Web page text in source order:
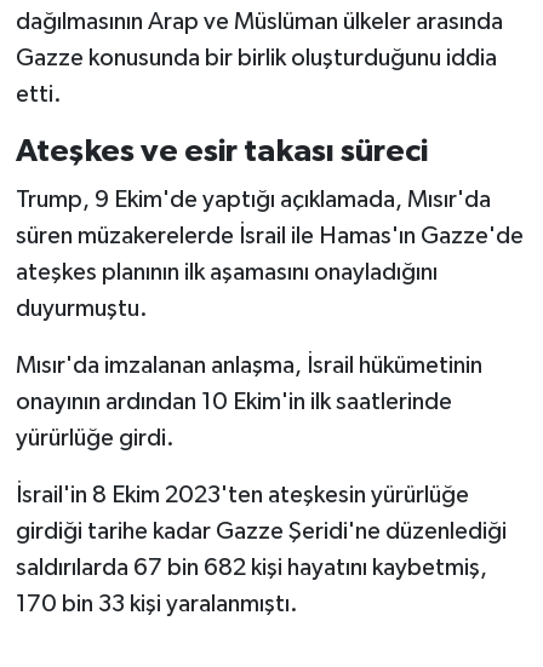
dağılmasının Arap ve Müslüman ülkeler arasında
Gazze konusunda bir birlik oluşturduğunu iddia
etti.
Ateşkes ve esir takası süreci
Trump, 9 Ekim'de yaptığı açıklamada, Mısır'da
süren müzakerelerde İsrail ile Hamas'ın Gazze'de
ateşkes planının ilk aşamasını onayladığını
duyurmuştu.
Mısır'da imzalanan anlaşma, İsrail hükümetinin
onayının ardından 10 Ekim'in ilk saatlerinde
yürürlüğe girdi.
İsrail'in 8 Ekim 2023'ten ateşkesin yürürlüğe
girdiği tarihe kadar Gazze Şeridi'ne düzenlediği
saldırılarda 67 bin 682 kişi hayatını kaybetmiş,
170 bin 33 kişi yaralanmıştı.